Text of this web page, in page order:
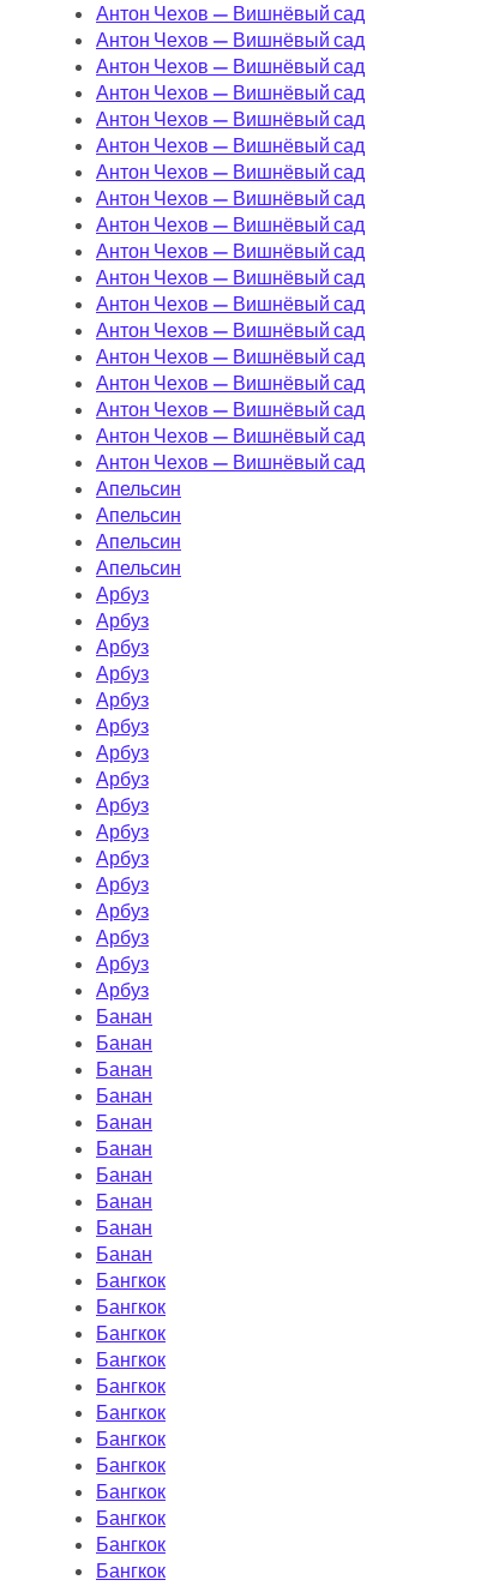
Антон Чехов — Вишнёвый сад
Антон Чехов — Вишнёвый сад
Антон Чехов — Вишнёвый сад
Антон Чехов — Вишнёвый сад
Антон Чехов — Вишнёвый сад
Антон Чехов — Вишнёвый сад
Антон Чехов — Вишнёвый сад
Антон Чехов — Вишнёвый сад
Антон Чехов — Вишнёвый сад
Антон Чехов — Вишнёвый сад
Антон Чехов — Вишнёвый сад
Антон Чехов — Вишнёвый сад
Антон Чехов — Вишнёвый сад
Антон Чехов — Вишнёвый сад
Антон Чехов — Вишнёвый сад
Антон Чехов — Вишнёвый сад
Антон Чехов — Вишнёвый сад
Антон Чехов — Вишнёвый сад
Апельсин
Апельсин
Апельсин
Апельсин
Арбуз
Арбуз
Арбуз
Арбуз
Арбуз
Арбуз
Арбуз
Арбуз
Арбуз
Арбуз
Арбуз
Арбуз
Арбуз
Арбуз
Арбуз
Арбуз
Банан
Банан
Банан
Банан
Банан
Банан
Банан
Банан
Банан
Банан
Бангкок
Бангкок
Бангкок
Бангкок
Бангкок
Бангкок
Бангкок
Бангкок
Бангкок
Бангкок
Бангкок
Бангкок